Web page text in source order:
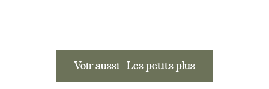
Voir aussi : Les petits plus